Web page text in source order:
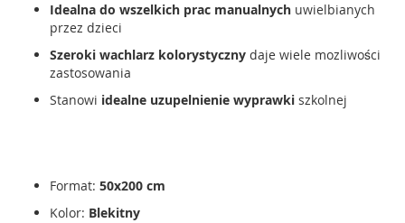
Idealna do wszelkich prac manualnych uwielbianych
przez dzieci
Szeroki wachlarz kolorystyczny daje wiele mozliwości
zastosowania
Stanowi idealne uzupelnienie wyprawki szkolnej
Format: 50x200 cm
Kolor: Blekitny